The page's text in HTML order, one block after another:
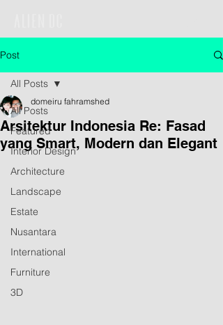
Post
All Posts
Featured
Interior Design
Architecture
Landscape
Estate
Nusantara
International
Furniture
3D
All Posts
Arsitektur Indonesia Re: Fasad
yang Smart, Modern dan Elegant
domeiru fahramshed